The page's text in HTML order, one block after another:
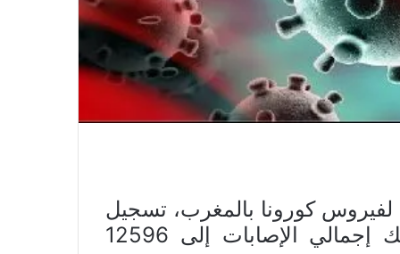
لفيروس كورونا بالمغرب، تسجيل
63 إصابة جديدة بالفيروس ليرتفع بذلك إجمالي الإصابات إلى 12596